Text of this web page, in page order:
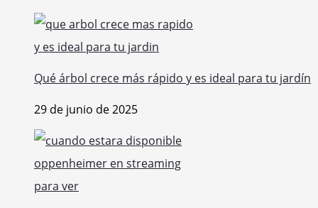
Qué árbol crece más rápido y es ideal para tu jardín
29 de junio de 2025